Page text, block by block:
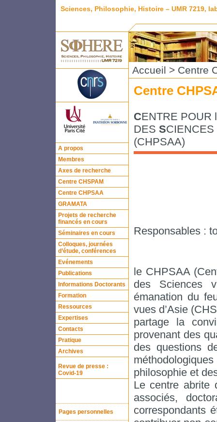
Sciences, Philosophie, Histoire – UMR 7219,
A propos
Membres
Axes de recherche
Centre CHSPAM
Centre CHPSAA
GRAMATA
Projets de recherche
financés en cours
Séminaires en cours
Colloques, journées
d’étude, conférences
Evénements
Publications
Informations Doctorants
Formation
Ressources
Expertises
Contacts
Pratique
Archives
Revue de presse :
Covid-19
Pages personnelles
Accueil > Centre
Centre
CENTRE POUR
DES SCIENCES
(CHPSAA)
Responsables :
le CHPSAA
des Sciences
émanation du
vues d’Asie
partage la
provenant des
des questions
philosophie et
Le centre abrite
associés,
correspondants